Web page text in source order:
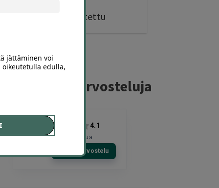
ostettu
arvosteluja
4.1
4678 arvostelua
Kirjoita arvostelu
jättäminen voi
oikeutetulla edulla,